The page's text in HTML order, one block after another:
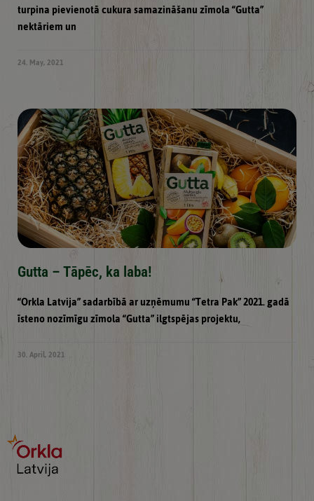
turpina pievienotā cukura samazināšanu zīmola “Gutta”
nektāriem un
24. May, 2021
Gutta – Tāpēc, ka laba!
“Orkla Latvija” sadarbībā ar uzņēmumu “Tetra Pak” 2021. gadā
īsteno nozīmīgu zīmola “Gutta” ilgtspējas projektu,
30. April, 2021